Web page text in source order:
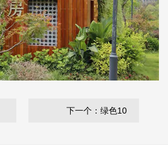
下一个：绿色10